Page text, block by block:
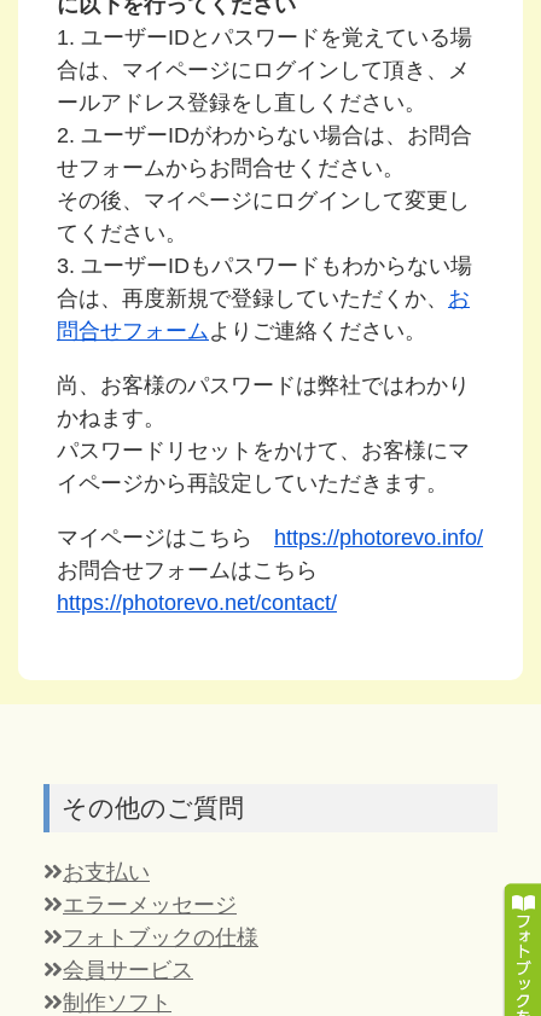
1. ユーザーIDとパスワードを覚えている場
合は、マイページにログインして頂き、メ
ールアドレス登録をし直しください。
2. ユーザーIDがわからない場合は、お問合
せフォームからお問合せください。
その後、マイページにログインして変更し
てください。
3. ユーザーIDもパスワードもわからない場
合は、再度新規で登録していただくか、 お
問合せフォーム よりご連絡ください。
尚、お客様のパスワードは弊社ではわかり
かねます。
パスワードリセットをかけて、お客様にマ
イページから再設定していただきます。
マイページはこちら https://photorevo.info/
お問合せフォームはこちら
https://photorevo.net/contact/
その他のご質問
お支払い
エラーメッセージ
フォトブックの仕様
会員サービス
制作ソフト